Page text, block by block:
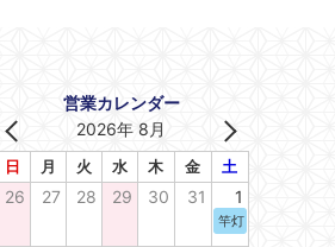
営業カレンダー
2026年 8月
日 月 火 水 木 金 土
26 27 28 29 30 31 1
竿灯まつり期間の